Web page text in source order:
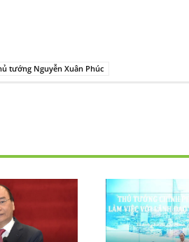
tướng Nguyễn Xuân Phúc